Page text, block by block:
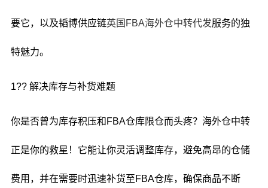
要它，以及韬博供应链英国FBA海外仓中转代发服务的独
特魅力。
1?? 解决库存与补货难题
你是否曾为库存积压和FBA仓库限仓而头疼？海外仓中转
正是你的救星！它能让你灵活调整库存，避免高昂的仓储
费用，并在需要时迅速补货至FBA仓库，确保商品不断